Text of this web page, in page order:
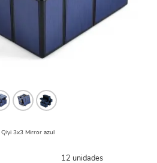
Qiyi 3x3 Mirror azul
12 unidades